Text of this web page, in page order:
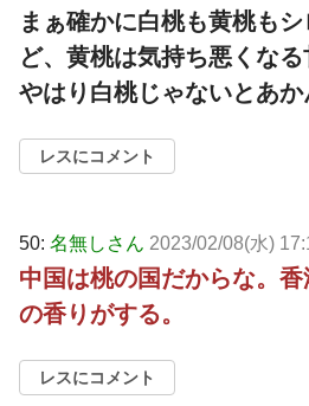
まぁ確かに白桃も黄桃も
ど、黄桃は気持ち悪くなる
やはり白桃じゃないとあ
レスにコメント
50: 名無しさん 2023/02/08(水)
中国は桃の国だからな。
の香りがする。
レスにコメント